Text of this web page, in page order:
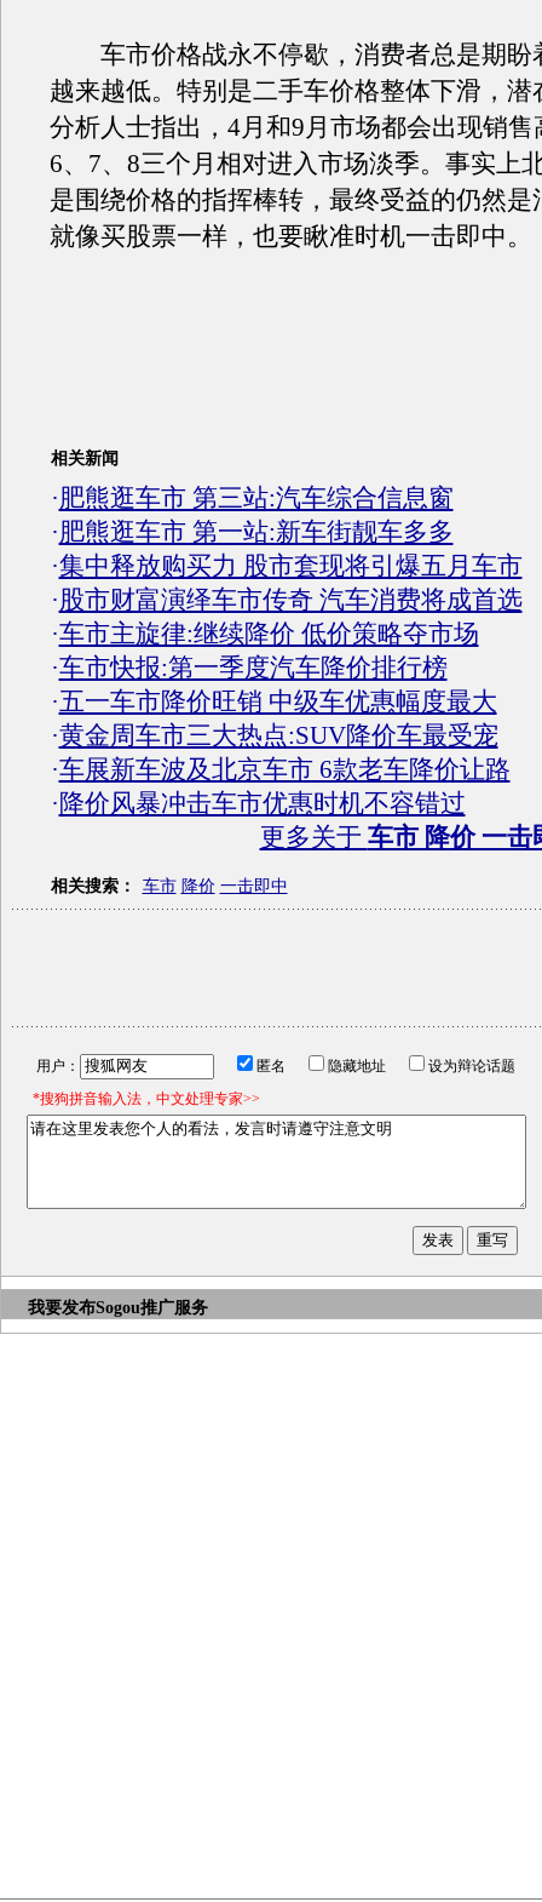
车市价格战永不停歇，消费者总是期盼
越来越低。特别是二手车价格整体下滑，潜
分析人士指出，4月和9月市场都会出现销
6、7、8三个月相对进入市场淡季。事实上
是围绕价格的指挥棒转，最终受益的仍然是
就像买股票一样，也要瞅准时机一击即中。
相关新闻
·肥熊逛车市 第三站:汽车综合信息窗
·肥熊逛车市 第一站:新车街靓车多多
·集中释放购买力 股市套现将引爆五月车市
·股市财富演绎车市传奇 汽车消费将成首选
·车市主旋律:继续降价 低价策略夺市场
·车市快报:第一季度汽车降价排行榜
·五一车市降价旺销 中级车优惠幅度最大
·黄金周车市三大热点:SUV降价车最受宠
·车展新车波及北京车市 6款老车降价让路
·降价风暴冲击车市优惠时机不容错过
更多关于 车市 降价 一击
相关搜索： 车市 降价 一击即中
用户： 匿名 隐藏地址
设为辩论话题
*搜狗拼音输入法，中文处理专家>>
我要发布Sogou推广服务